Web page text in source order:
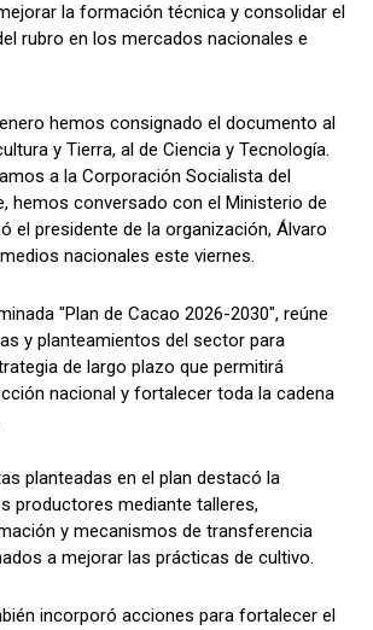
la formación técnica y consolidar el
rubro en los mercados nacionales e
hemos consignado el documento al
y Tierra, al de Ciencia y Tecnología.
a la Corporación Socialista del
hemos conversado con el Ministerio de
el presidente de la organización, Álvaro
nacionales este viernes.
"Plan de Cacao 2026-2030", reúne
y planteamientos del sector para
de largo plazo que permitirá
nacional y fortalecer toda la cadena
planteadas en el plan destacó la
productores mediante talleres,
y mecanismos de transferencia
a mejorar las prácticas de cultivo.
incorporó acciones para fortalecer el